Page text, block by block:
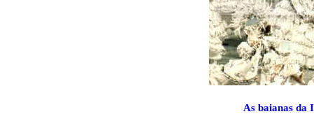
As baianas da